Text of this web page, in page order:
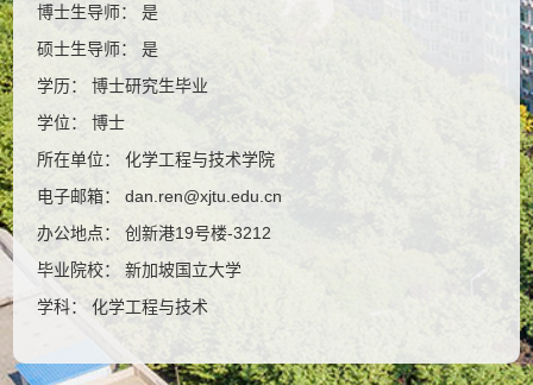
博士生导师： 是
硕士生导师： 是
学历： 博士研究生毕业
学位： 博士
所在单位： 化学工程与技术学院
电子邮箱：dan.ren@xjtu.edu.cn
办公地点： 创新港19号楼-3212
毕业院校： 新加坡国立大学
学科： 化学工程与技术